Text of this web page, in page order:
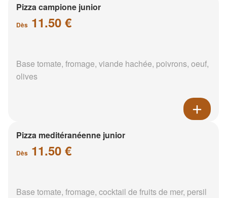
Pizza campione junior
Dès 11.50 €
Base tomate, fromage, viande hachée, poivrons, oeuf,
olives
Pizza meditéranéenne junior
Dès 11.50 €
Base tomate, fromage, cocktail de fruits de mer, persil